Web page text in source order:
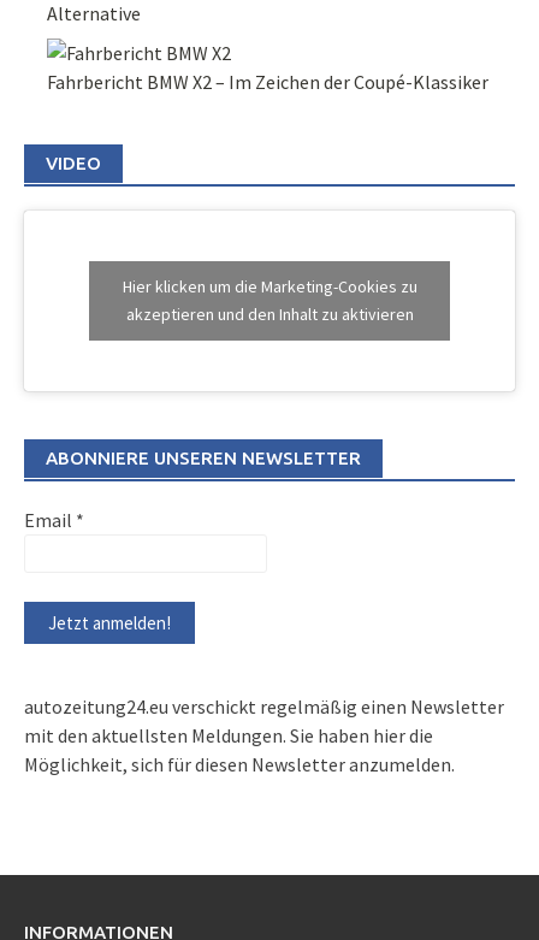
Alternative
Fahrbericht BMW X2 – Im Zeichen der Coupé-Klassiker
VIDEO
Hier klicken um die Marketing-Cookies zu
akzeptieren und den Inhalt zu aktivieren
ABONNIERE UNSEREN NEWSLETTER
Email *
autozeitung24.eu verschickt regelmäßig einen Newsletter
mit den aktuellsten Meldungen. Sie haben hier die
Möglichkeit, sich für diesen Newsletter anzumelden.
INFORMATIONEN